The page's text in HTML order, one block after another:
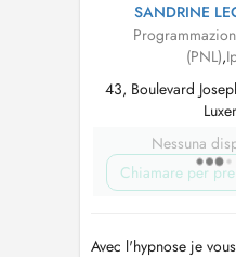
SANDRINE
(PNL),
43, Boulevard
Nessuna
Chiamare per
Avec l'hypnose je